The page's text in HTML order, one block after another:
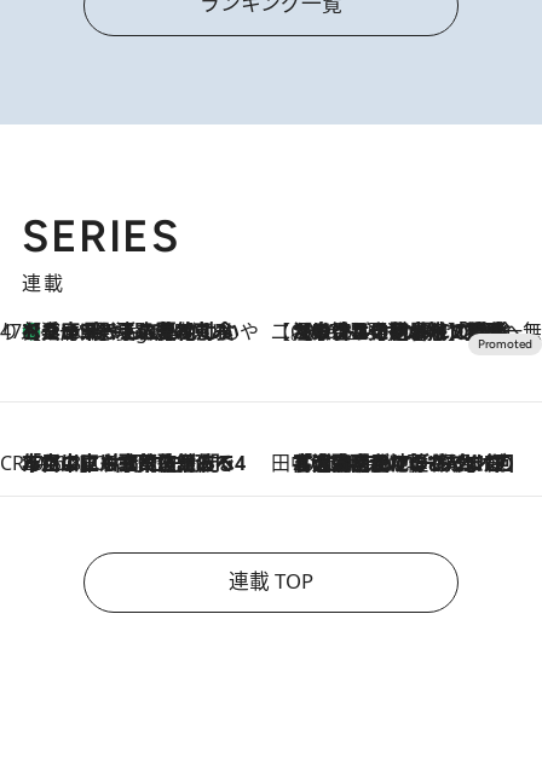
SERIES
連載
47都道府県の手みやげ ひんやりスイーツで夏を満喫
9 Hours Ago
【兵庫県】この夏絶対食べたい 冷やしておいしいおやつ3選 淡路島の恵みをジェラートに集約 【CREA×星野リゾート】唯一無二。癒しと発見が待つ場所へ
2026.8.7
【トンボの足水浴】ヒノキの香りに包まれて涼感マックス！約13℃の湧水かけ流しを避暑地「星野温泉 トンボの湯」で体験
CREA'S CHOICE
2026.8.7
「立川にも歌舞伎があるんだよ」 片岡仁左衛門・市川中車ら豪華座組みで4年目の立川立飛歌舞伎へ 田中稲の勝手に再ブーム
2026.8.7
「湘南乃風に憧れて」観客大盛上がりの“タオル回し”に、ラッパー顔負けの高速歌唱まで…さだまさし（74）のアグレッシブすぎる現在地
連載 TOP